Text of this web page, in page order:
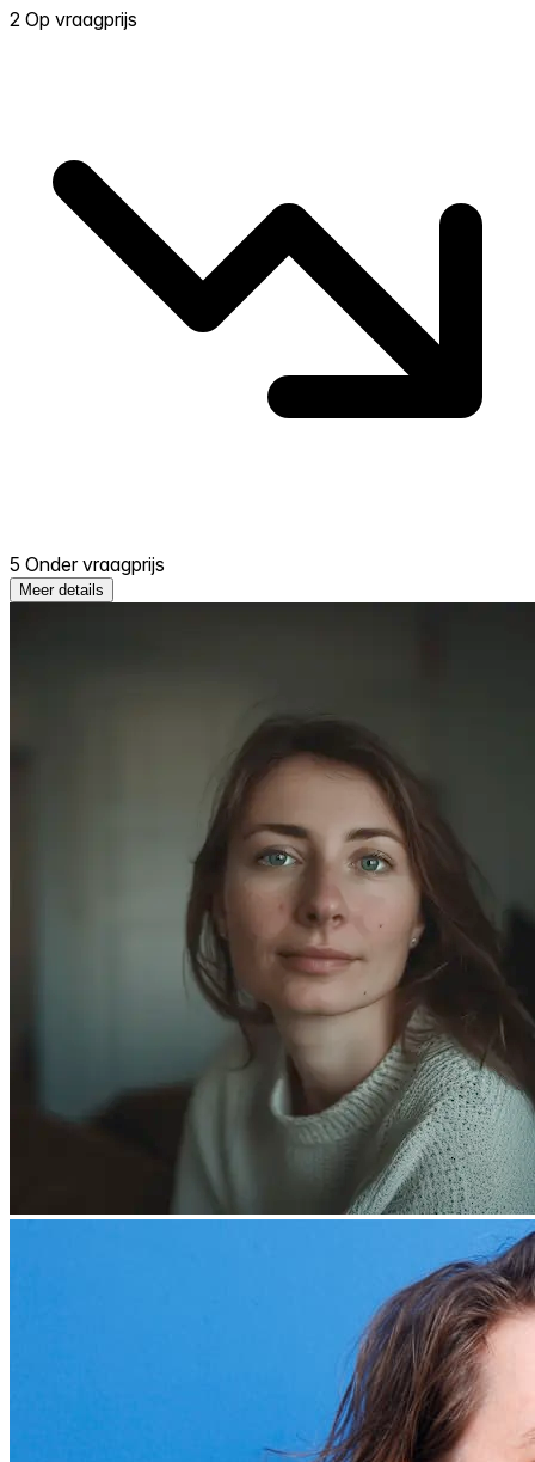
2 Op vraagprijs
5 Onder vraagprijs
Meer details